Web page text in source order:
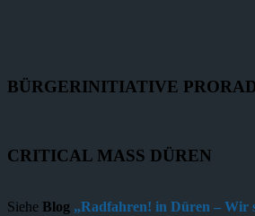
BÜRGERINITIATIVE
CRITICAL MASS DÜREN
Siehe Blog „Radfahren! in Düren – Wir